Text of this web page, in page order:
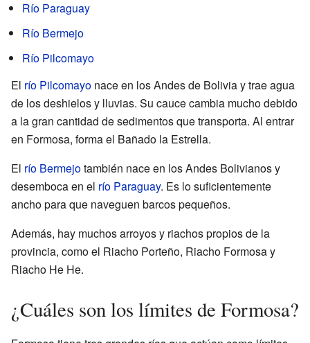
Río Paraguay
Río Bermejo
Río Pilcomayo
El río Pilcomayo nace en los Andes de Bolivia y trae agua
de los deshielos y lluvias. Su cauce cambia mucho debido
a la gran cantidad de sedimentos que transporta. Al entrar
en Formosa, forma el Bañado la Estrella.
El río Bermejotambién nace en los Andes Bolivianos y
desemboca en el río Paraguay. Es lo suficientemente
ancho para que naveguen barcos pequeños.
Además, hay muchos arroyos y riachos propios de la
provincia, como el Riacho Porteño, Riacho Formosa y
Riacho He He.
¿Cuáles son los límites de Formosa?